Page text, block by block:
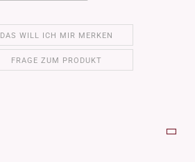
DAS WILL ICH MIR MERKEN
FRAGE ZUM PRODUKT